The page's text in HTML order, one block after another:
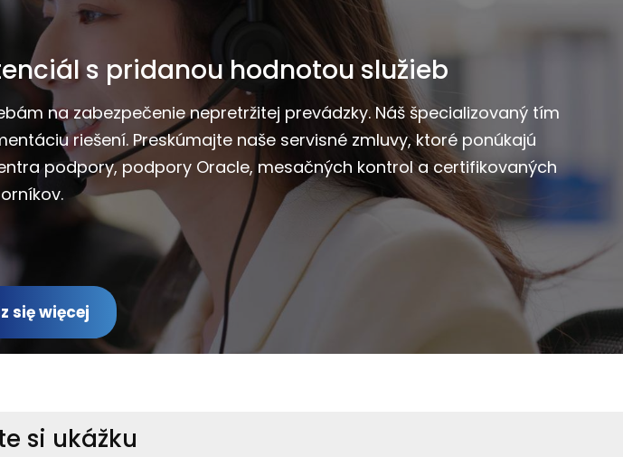
s pridanou hodnotou služieb
na zabezpečenie nepretržitej prevádzky. Náš špecializovaný tím
riešení. Preskúmajte naše servisné zmluvy, ktoré ponúkajú
podpory, podpory Oracle, mesačných kontrol a certifikovaných
się więcej
si ukážku